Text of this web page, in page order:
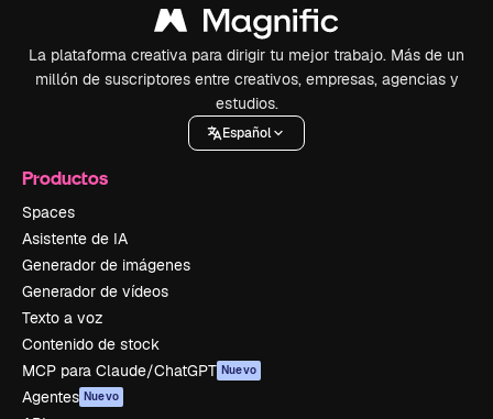
La plataforma creativa para dirigir tu mejor trabajo. Más de un
millón de suscriptores entre creativos, empresas, agencias y
estudios.
Español
Productos
Spaces
Asistente de IA
Generador de imágenes
Generador de vídeos
Texto a voz
Contenido de stock
MCP para Claude/ChatGPT Nuevo
Agentes Nuevo